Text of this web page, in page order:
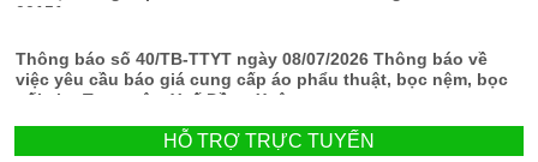
00151
Thông báo số 40/TB-TTYT ngày 08/07/2026 Thông báo về
việc yêu cầu báo giá cung cấp áo phẩu thuật, bọc nệm, bọc
gối cho Trung tâm Y tế Đồng Xuân
HỖ TRỢ TRỰC TUYẾN